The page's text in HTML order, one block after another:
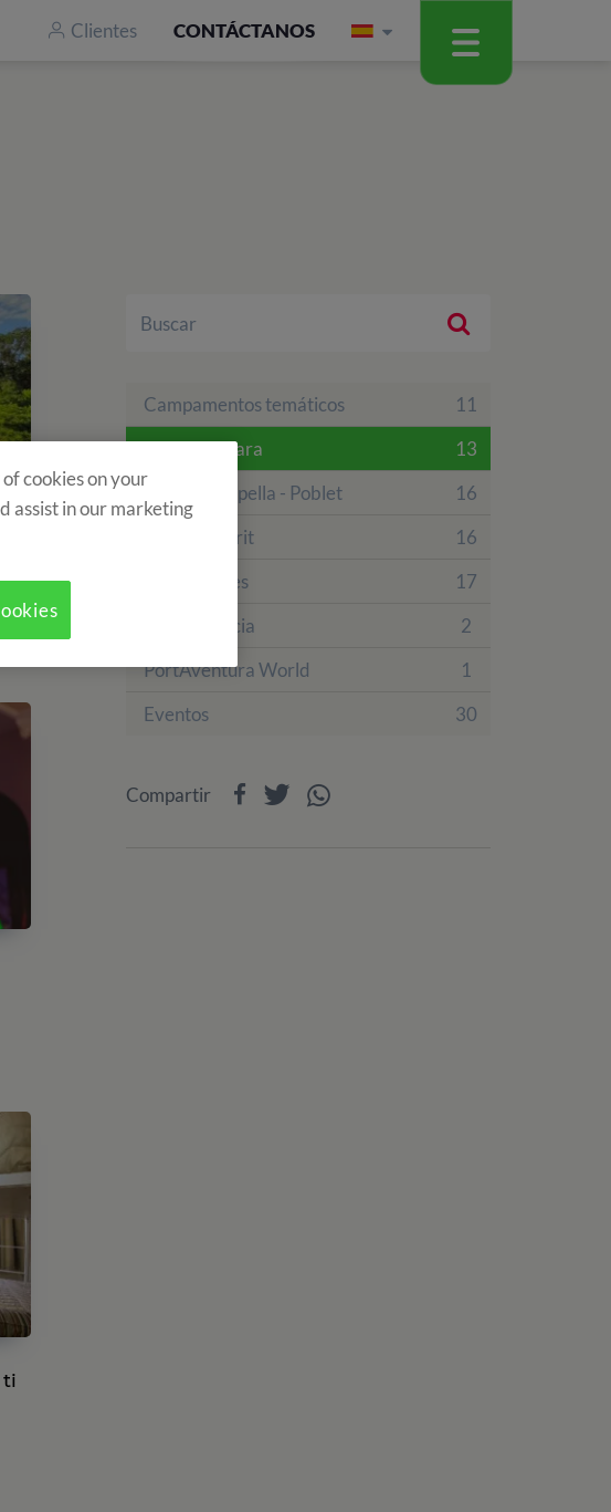
Clientes CONTÁCTANOS
ti
Campamentos temáticos
11
Finca Vallclara
13
Finca La Capella - Poblet
16
Finca Tamarit
16
Finca Prades
17
Villa Engracia
2
PortAventura World
1
Eventos
30
Compartir
cookies on your
assist in our marketing